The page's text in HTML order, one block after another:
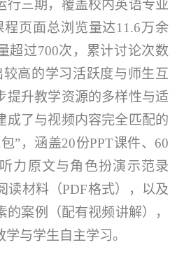
行三期，覆盖校内英语专业
程页面总浏览量达11.6万余
超过700次，累计讨论次数
较高的学习活跃度与师生互
提升教学资源的多样性与适
成了与视频内容完全匹配的
”，涵盖20份PPT课件、60
力原文与角色扮演示范录
读材料（PDF格式），以及
的案例（配有视频讲解），
与学生自主学习。